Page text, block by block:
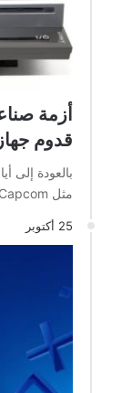
أزمة
قدوم جهاز PS3 بحسب رئيس سوني
مثل Capcom و Sega و Square Enix رائدة في عالم…
25 أكتوبر